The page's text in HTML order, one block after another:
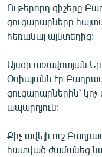
ԲԱՆԱՎԵՃ
ՁԳՏԵԼՈՎ
ՓՈԴՔԱՍԹ
Հայերեն
English
Русский
Ութերորդ գիշերը
ցուցարարները
հեռանալ այնտեղից:
Այսօր առավոտյան
Օսիպյանն էր
ցուցարարներին՝
ապարդյուն:
Քիչ ավելի ուշ
հատված ժամանեց